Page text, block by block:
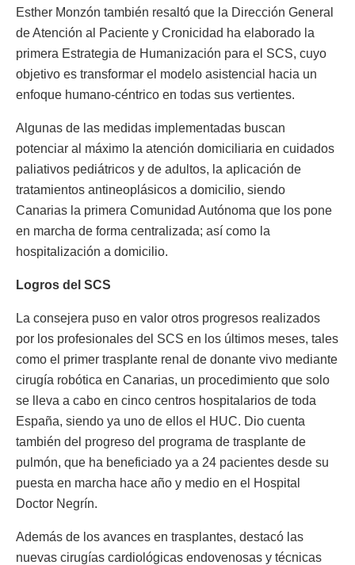
Esther Monzón también resaltó que la Dirección General
de Atención al Paciente y Cronicidad ha elaborado la
primera Estrategia de Humanización para el SCS, cuyo
objetivo es transformar el modelo asistencial hacia un
enfoque humano-céntrico en todas sus vertientes.
Algunas de las medidas implementadas buscan
potenciar al máximo la atención domiciliaria en cuidados
paliativos pediátricos y de adultos, la aplicación de
tratamientos antineoplásicos a domicilio, siendo
Canarias la primera Comunidad Autónoma que los pone
en marcha de forma centralizada; así como la
hospitalización a domicilio.
Logros del SCS
La consejera puso en valor otros progresos realizados
por los profesionales del SCS en los últimos meses, tales
como el primer trasplante renal de donante vivo mediante
cirugía robótica en Canarias, un procedimiento que solo
se lleva a cabo en cinco centros hospitalarios de toda
España, siendo ya uno de ellos el HUC. Dio cuenta
también del progreso del programa de trasplante de
pulmón, que ha beneficiado ya a 24 pacientes desde su
puesta en marcha hace año y medio en el Hospital
Doctor Negrín.
Además de los avances en trasplantes, destacó las
nuevas cirugías cardiológicas endovenosas y técnicas